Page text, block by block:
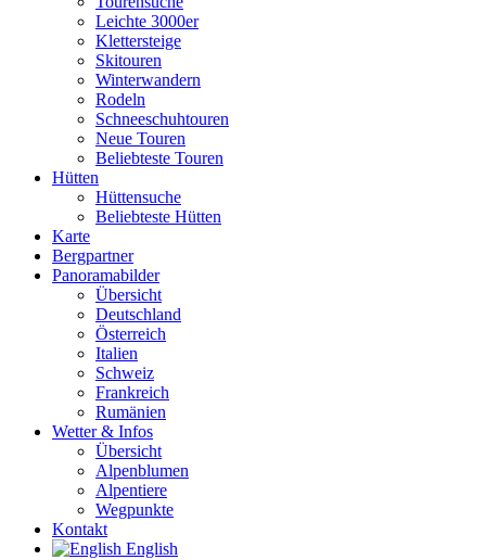
Leichte 3000er
Klettersteige
Skitouren
Winterwandern
Rodeln
Schneeschuhtouren
Neue Touren
Beliebteste Touren
Hütten
Hüttensuche
Beliebteste Hütten
Karte
Bergpartner
Panoramabilder
Übersicht
Deutschland
Österreich
Italien
Schweiz
Frankreich
Rumänien
Wetter & Infos
Übersicht
Alpenblumen
Alpentiere
Wegpunkte
Kontakt
English